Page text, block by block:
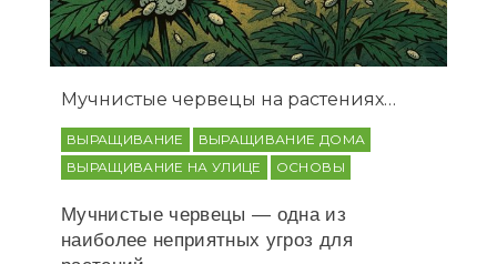
Мучнистые червецы на растениях…
ВЫРАЩИВАНИЕ
ВЫРАЩИВАНИЕ ДОМА
ВЫРАЩИВАНИЕ НА УЛИЦЕ
ОСНОВЫ
Мучнистые червецы — одна из
наиболее неприятных угроз для